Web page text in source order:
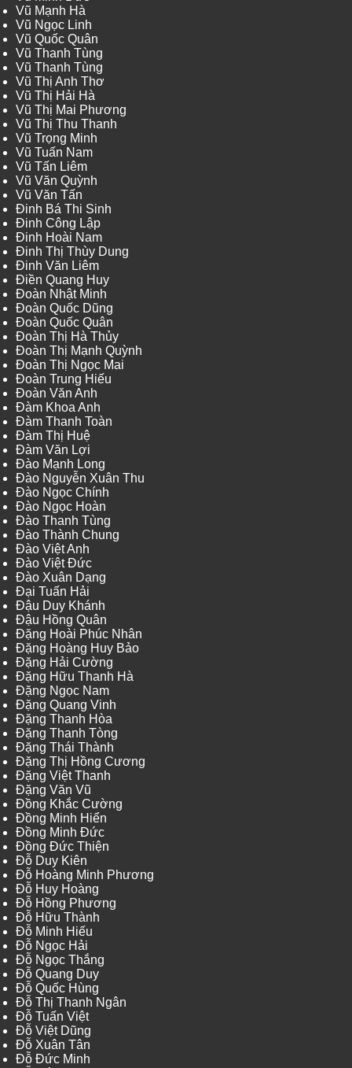
Vũ Mạnh Hà
Vũ Ngọc Linh
Vũ Quốc Quân
Vũ Thanh Tùng
Vũ Thanh Tùng
Vũ Thị Anh Thơ
Vũ Thị Hải Hà
Vũ Thị Mai Phương
Vũ Thị Thu Thanh
Vũ Trọng Minh
Vũ Tuấn Nam
Vũ Tấn Liêm
Vũ Văn Quỳnh
Vũ Văn Tấn
Đinh Bá Thi Sinh
Đinh Công Lập
Đinh Hoài Nam
Đinh Thị Thùy Dung
Đinh Văn Liêm
Điền Quang Huy
Đoàn Nhật Minh
Đoàn Quốc Dũng
Đoàn Quốc Quân
Đoàn Thị Hà Thủy
Đoàn Thị Mạnh Quỳnh
Đoàn Thị Ngọc Mai
Đoàn Trung Hiếu
Đoàn Văn Anh
Đàm Khoa Anh
Đàm Thanh Toàn
Đàm Thị Huệ
Đàm Văn Lợi
Đào Mạnh Long
Đào Nguyễn Xuân Thu
Đào Ngọc Chính
Đào Ngọc Hoàn
Đào Thanh Tùng
Đào Thành Chung
Đào Việt Anh
Đào Việt Đức
Đào Xuân Dạng
Đại Tuấn Hải
Đậu Duy Khánh
Đậu Hồng Quân
Đặng Hoài Phúc Nhân
Đặng Hoàng Huy Bảo
Đặng Hải Cường
Đặng Hữu Thanh Hà
Đặng Ngọc Nam
Đặng Quang Vinh
Đặng Thanh Hòa
Đặng Thanh Tòng
Đặng Thái Thành
Đặng Thị Hồng Cương
Đặng Việt Thanh
Đặng Văn Vũ
Đồng Khắc Cường
Đồng Minh Hiển
Đồng Minh Đức
Đồng Đức Thiện
Đỗ Duy Kiên
Đỗ Hoàng Minh Phương
Đỗ Huy Hoàng
Đỗ Hồng Phương
Đỗ Hữu Thành
Đỗ Minh Hiếu
Đỗ Ngọc Hải
Đỗ Ngọc Thắng
Đỗ Quang Duy
Đỗ Quốc Hùng
Đỗ Thị Thanh Ngân
Đỗ Tuấn Việt
Đỗ Việt Dũng
Đỗ Xuân Tân
Đỗ Đức Minh